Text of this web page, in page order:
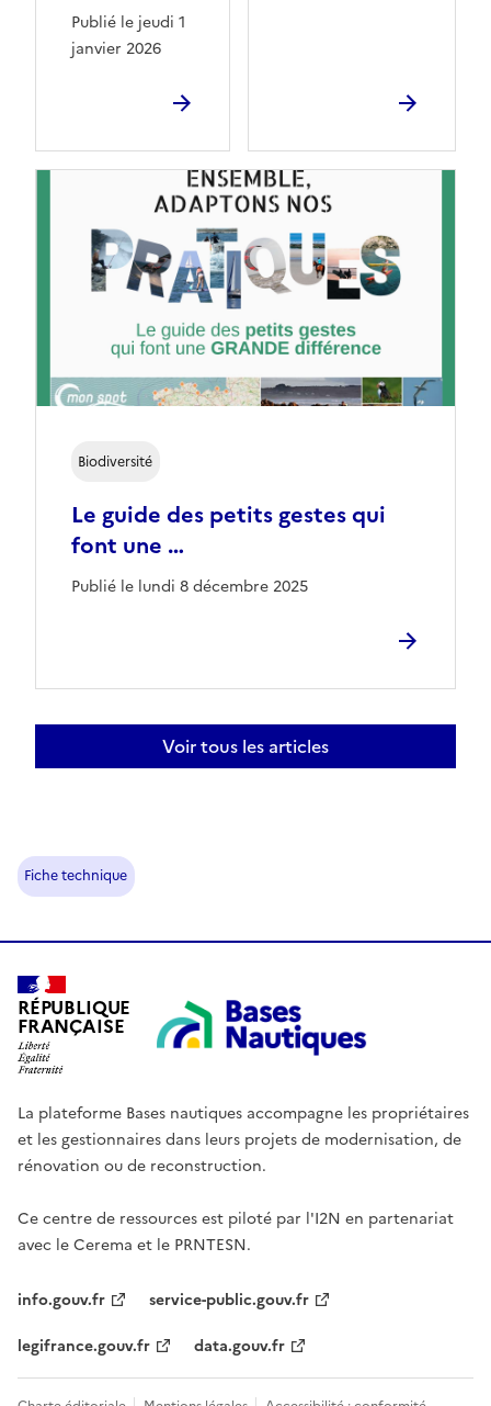
Publié le jeudi 1
janvier 2026
Le guide des petits gestes qui
font une …
Publié le lundi 8 décembre 2025
Biodiversité
Voir tous les articles
Fiche technique
RÉPUBLIQUE
FRANÇAISE
La plateforme Bases nautiques accompagne les propriétaires
et les gestionnaires dans leurs projets de modernisation, de
rénovation ou de reconstruction.
Ce centre de ressources est piloté par l'I2N en partenariat
avec le Cerema et le PRNTESN.
info.gouv.fr
service-public.gouv.fr
legifrance.gouv.fr
data.gouv.fr